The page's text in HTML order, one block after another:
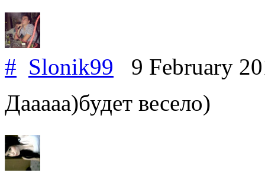
# Slonik99 9 February
Дааааа)будет весело)